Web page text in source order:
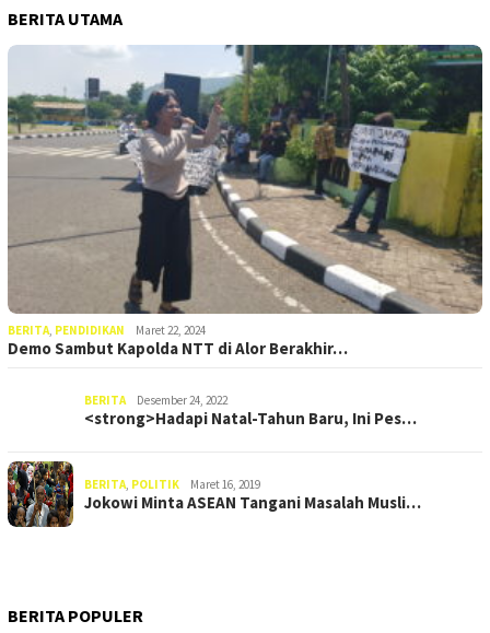
BERITA UTAMA
BERITA PENDIDIKAN Maret 22, 2024
Demo Sambut Kapolda NTT di Alor Berakhir…
BERITA Desember 24, 2022
<strong>Hadapi Natal-Tahun Baru, Ini Pes…
BERITA POLITIK Maret 16, 2019
Jokowi Minta ASEAN Tangani Masalah Musli…
BERITA POPULER